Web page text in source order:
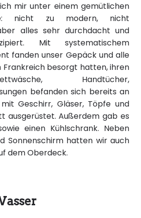
mir unter einem gemütlichen
nicht zu modern, nicht
alles sehr durchdacht und
Mit systematischem
fanden unser Gepäck und alle
Frankreich besorgt hatten, ihren
Handtücher,
befanden sich bereits an
Geschirr, Gläser, Töpfe und
ausgerüstet. Außerdem gab es
einen Kühlschrank. Neben
Sonnenschirm hatten wir auch
dem Oberdeck.